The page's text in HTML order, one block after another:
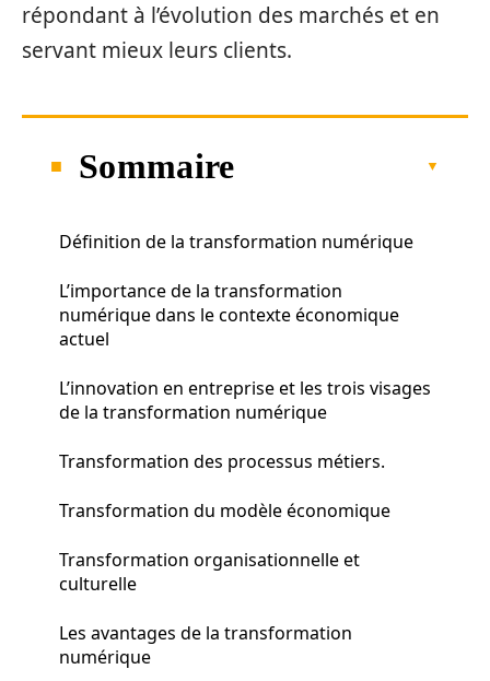
répondant à l’évolution des marchés et en
servant mieux leurs clients.
Sommaire
Définition de la transformation numérique
L’importance de la transformation
numérique dans le contexte économique
actuel
L’innovation en entreprise et les trois visages
de la transformation numérique
Transformation des processus métiers.
Transformation du modèle économique
Transformation organisationnelle et
culturelle
Les avantages de la transformation
numérique